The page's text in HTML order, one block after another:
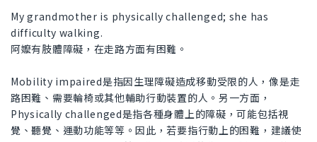
My grandmother is physically challenged; she has
difficulty walking.
阿嬤有肢體障礙，在走路方面有困難。
Mobility impaired是指因生理障礙造成移動受限的人，像是走
路困難、需要輪椅或其他輔助行動裝置的人。另一方面，
Physically challenged是指各種身體上的障礙，可能包括視
覺、聽覺、運動功能等等。因此，若要指行動上的困難，建議使